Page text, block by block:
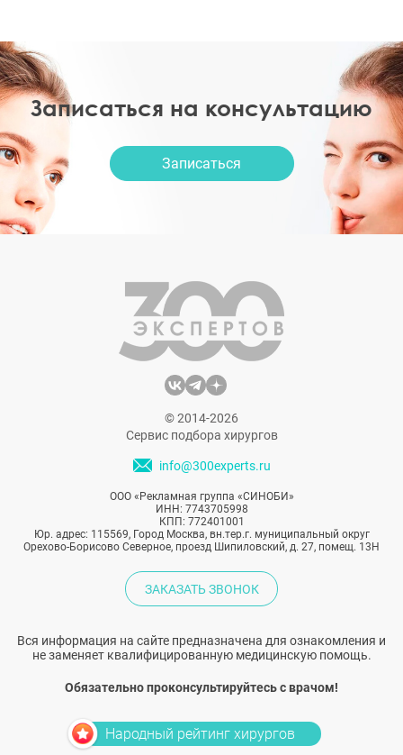
Записаться на консультацию
Записаться
© 2014-2026
Сервис подбора хирургов
info@300experts.ru
ООО «Рекламная группа «СИНОБИ»
ИНН: 7743705998
КПП: 772401001
Юр. адрес: 115569, Город Москва, вн.тер.г. муниципальный округ
Орехово-Борисово Северное, проезд Шипиловский, д. 27, помещ. 13Н
ЗАКАЗАТЬ ЗВОНОК
Вся информация на сайте предназначена для ознакомления и
не заменяет квалифицированную медицинскую помощь.
Обязательно проконсультируйтесь с врачом!
Народный рейтинг хирургов